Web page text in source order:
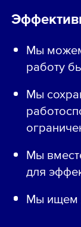
Мы
работу
Мы
Мы
для
Мы ищем